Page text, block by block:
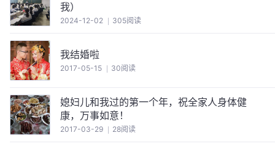
我）
2024-12-02 305阅读
我结婚啦
2017-05-15 30阅读
媳妇儿和我过的第一个年，祝全家人身体健
康，万事如意！
2017-03-29 28阅读